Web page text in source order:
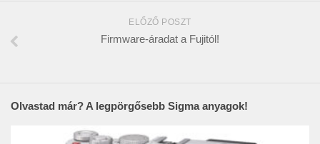
ELŐZŐ POSZT
Firmware-áradat a Fujitól!
Olvastad már? A legpörgősebb Sigma anyagok!